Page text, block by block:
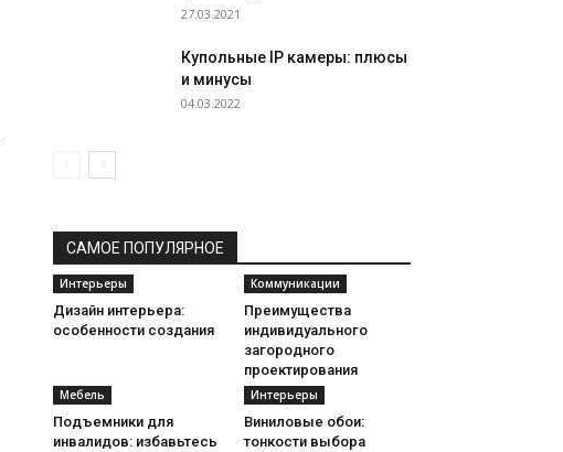
27.03.2021
Купольные IP камеры: плюсы
и минусы
04.03.2022
САМОЕ ПОПУЛЯРНОЕ
Интерьеры
Дизайн интерьера:
особенности создания
Коммуникации
Преимущества
индивидуального
загородного
проектирования
Мебель
Подъемники для
инвалидов: избавьтесь
Интерьеры
Виниловые обои:
тонкости выбора